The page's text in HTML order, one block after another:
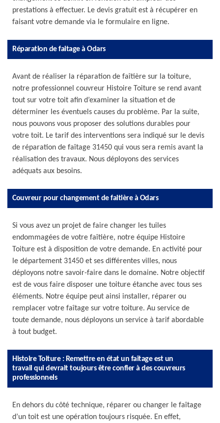
prestations à effectuer. Le devis gratuit est à récupérer en
faisant votre demande via le formulaire en ligne.
Réparation de faitage à Odars
Avant de réaliser la réparation de faîtière sur la toiture,
notre professionnel couvreur Histoire Toiture se rend avant
tout sur votre toit afin d’examiner la situation et de
déterminer les éventuels causes du problème. Par la suite,
nous pouvons vous proposer des solutions durables pour
votre toit. Le tarif des interventions sera indiqué sur le devis
de réparation de faîtage 31450 qui vous sera remis avant la
réalisation des travaux. Nous déployons des services
adéquats aux besoins.
Couvreur pour changement de faitière à Odars
Si vous avez un projet de faire changer les tuiles
endommagées de votre faîtière, notre équipe Histoire
Toiture est à disposition de votre demande. En activité pour
le département 31450 et ses différentes villes, nous
déployons notre savoir-faire dans le domaine. Notre objectif
est de vous faire disposer une toiture étanche avec tous ses
éléments. Notre équipe peut ainsi installer, réparer ou
remplacer votre faîtage sur votre toiture. Au service de
toute demande, nous déployons un service à tarif abordable
à tout budget.
Histoire Toiture : Remettre en état un faîtage est un
travail qui devrait toujours être confier à des couvreurs
professionnels
En dehors du côté technique, réparer ou changer le faîtage
d’un toit est une opération toujours risquée. En effet,